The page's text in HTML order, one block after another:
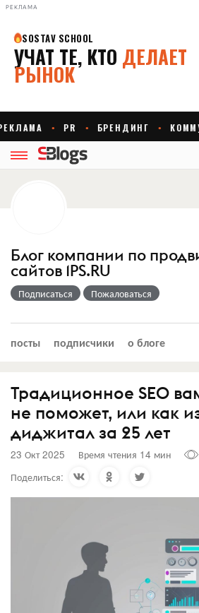
РЕКЛАМА
Блог компании по
сайтов 1PS.RU
Подписаться Пожаловаться
посты подписчики о блоге
Традиционное SEO
не поможет, или как
диджитал за 25 лет
23 Окт 2025 Время чтения 14 мин
Поделиться: